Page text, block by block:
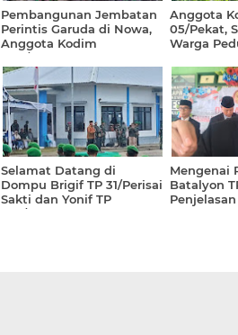
Pembangunan Jembatan
Perintis Garuda di Nowa,
Anggota Kodim
1614/Dompu bersama
Warga Kompak Bergotong
Royong
Anggota
05/Pekat,
Warga
Selamat Datang di
Dompu Brigif TP 31/Perisai
Sakti dan Yonif TP
875/Sangga Yudha
Mengenai
Batalyon